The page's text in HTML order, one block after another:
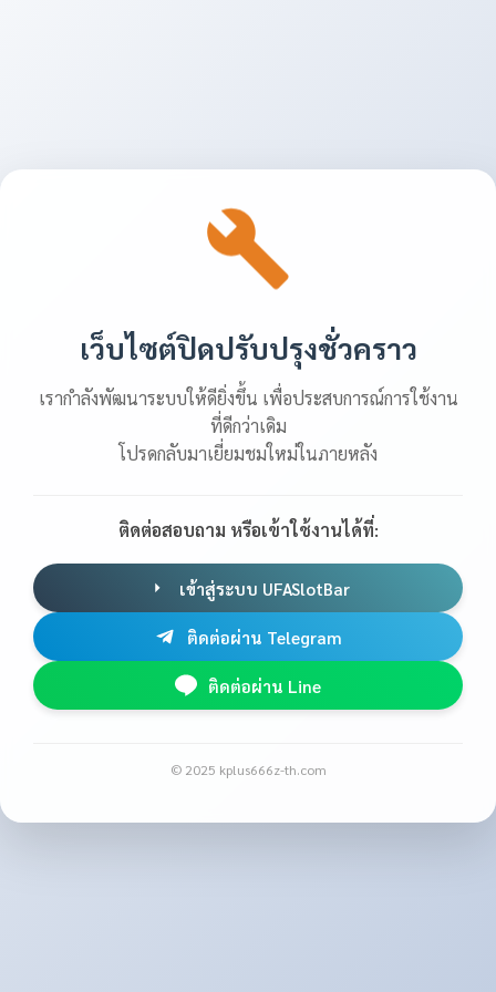
เว็บไซต์ปิดปรับปรุงชั่วคราว
เรากำลังพัฒนาระบบให้ดียิ่งขึ้น เพื่อประสบการณ์การใช้งาน
ที่ดีกว่าเดิม
โปรดกลับมาเยี่ยมชมใหม่ในภายหลัง
ติดต่อสอบถาม หรือเข้าใช้งานได้ที่:
เข้าสู่ระบบ UFASlotBar
ติดต่อผ่าน Telegram
ติดต่อผ่าน Line
© 2025 kplus666z-th.com